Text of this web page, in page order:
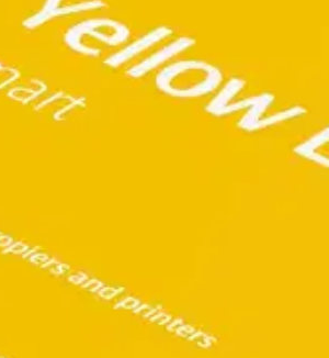
ja lasertulostimille. Suosittu yleispaperi